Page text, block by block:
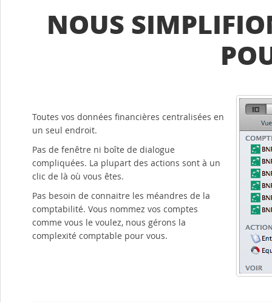
NOUS
Toutes vos données financières centralisées en
un seul endroit.
Pas de fenêtre ni boîte de dialogue
compliquées. La plupart des actions sont à un
clic de là où vous êtes.
Pas besoin de connaitre les méandres de la
comptabilité. Vous nommez vos comptes
comme vous le voulez, nous gérons la
complexité comptable pour vous.